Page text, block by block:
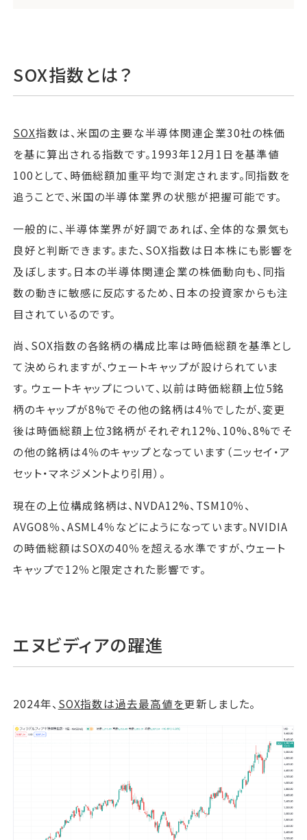
SOX指数とは？
SOX指数は、米国の主要な半導体関連企業30社の株価
を基に算出される指数です。1993年12月1日を基準値
100として、時価総額加重平均で測定されます。同指数を
追うことで、米国の半導体業界の状態が把握可能です。
一般的に、半導体業界が好調であれば、全体的な景気も
良好と判断できます。また、SOX指数は日本株にも影響を
及ぼします。日本の半導体関連企業の株価動向も、同指
数の動きに敏感に反応するため、日本の投資家からも注
目されているのです。
尚、SOX指数の各銘柄の構成比率は時価総額を基準とし
て決められますが、ウェートキャップが設けられていま
す。 ウェートキャップについて、以前は時価総額上位5銘
柄のキャップが8%でその他の銘柄は4％でしたが、変更
後は時価総額上位3銘柄がそれぞれ12%、10%、8%でそ
の他の銘柄は4％のキャップとなっています（ニッセイ・ア
セット・マネジメントより引用）。
現在の上位構成銘柄は、NVDA12%、TSM10％、
AVGO8％、ASML4％などにようになっています。NVIDIA
の時価総額はSOXの40％を超える水準ですが、ウェート
キャップで12％と限定された影響です。
エヌビディアの躍進
2024年、 SOX指数は過去最高値を更新しました。